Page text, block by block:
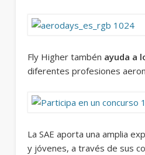
Fly Higher tambén ayuda a
diferentes profesiones
La SAE aporta una amplia
y jóvenes, a través de sus